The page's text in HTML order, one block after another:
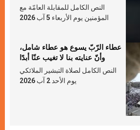
النص الكامل للمقابلة العامّة مع
المؤمنين يوم الأربعاء 5 آب 2026
عطاء الرّبّ يسوع هو عطاء شامل،
وأنّ عنايته بنا لا تغيب عنّا أبدًا
النص الكامل لصلاة التبشير الملائكي
يوم الأحد 2 آب 2026